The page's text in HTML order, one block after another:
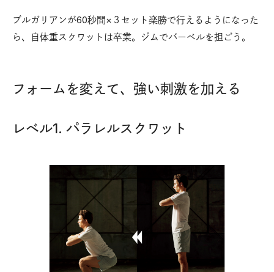
ブルガリアンが60秒間×３セット楽勝で行えるようになった
ら、自体重スクワットは卒業。ジムでバーベルを担ごう。
フォームを変えて、強い刺激を加える
レベル1. パラレルスクワット